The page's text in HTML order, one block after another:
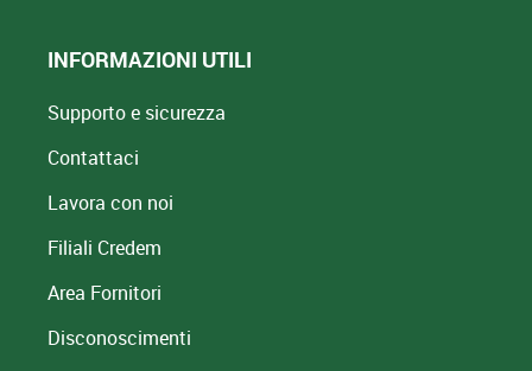
INFORMAZIONI UTILI
Supporto e sicurezza
Contattaci
Lavora con noi
Filiali Credem
Area Fornitori
Disconoscimenti